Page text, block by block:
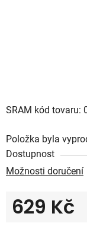
SRAM kód tovaru:
Položka byla
Dostupnost
Možnosti doručení
629 Kč